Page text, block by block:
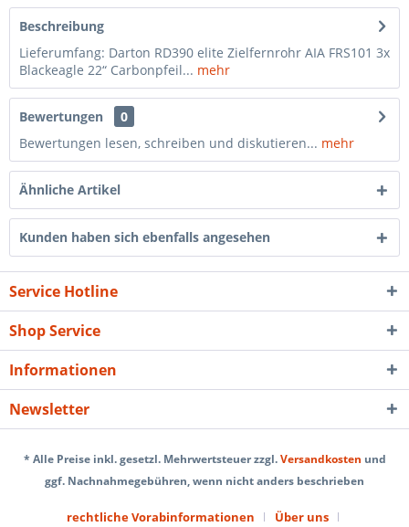
Beschreibung
Lieferumfang: Darton RD390 elite Zielfernrohr AIA FRS101 3x
Blackeagle 22“ Carbonpfeil... mehr
Bewertungen
0
Bewertungen lesen, schreiben und diskutieren... mehr
Ähnliche Artikel
Kunden haben sich ebenfalls angesehen
Service Hotline
Shop Service
Informationen
Newsletter
* Alle Preise inkl. gesetzl. Mehrwertsteuer zzgl.Versandkosten und
ggf. Nachnahmegebühren, wenn nicht anders beschrieben
rechtliche Vorabinformationen Über uns